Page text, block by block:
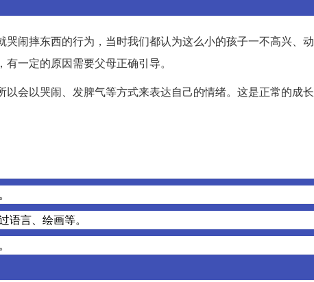
闹摔东西的行为，当时我们都认为这么小的孩子一不高兴、动
一定的原因需要父母正确引导。
会以哭闹、发脾气等方式来表达自己的情绪。这是正常的成长
言、绘画等。